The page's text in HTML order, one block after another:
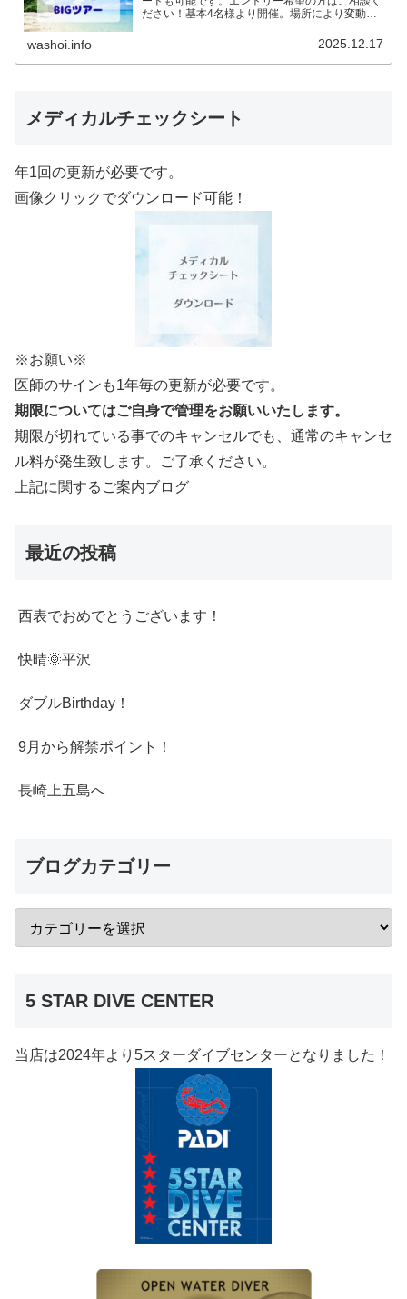
ださい！基本4名様より開催。場所により変動あ
（12.19更新）ダウンロードPDFでアップロード
washoi.info 2025.12.17
メディカルチェックシート
年1回の更新が必要です。
画像クリックでダウンロード可能！
※お願い※
医師のサインも1年毎の更新が必要です。
期限についてはご自身で管理をお願いいたします。
期限が切れている事でのキャンセルでも、通常のキャンセ
ル料が発生致します。ご了承ください。
上記に関するご案内ブログ
最近の投稿
西表でおめでとうございます！
快晴🌞平沢
ダブルBirthday！
9月から解禁ポイント！
長崎上五島へ
ブログカテゴリー
5 STAR DIVE CENTER
当店は2024年より5スターダイブセンターとなりました！